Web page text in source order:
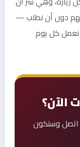
دون أن نطلب —
نعمل كل يوم
الآن؟
وسنكون